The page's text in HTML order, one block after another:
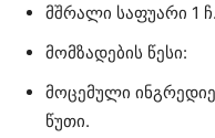
მშრალი საფუარი 1
მომზადების წესი:
მოცემული
წუთი.